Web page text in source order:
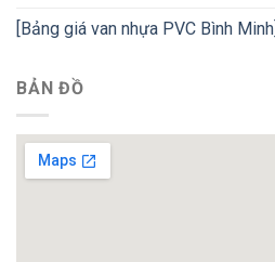
[Bảng giá van nhựa PVC Bình Minh]
BẢN ĐỒ